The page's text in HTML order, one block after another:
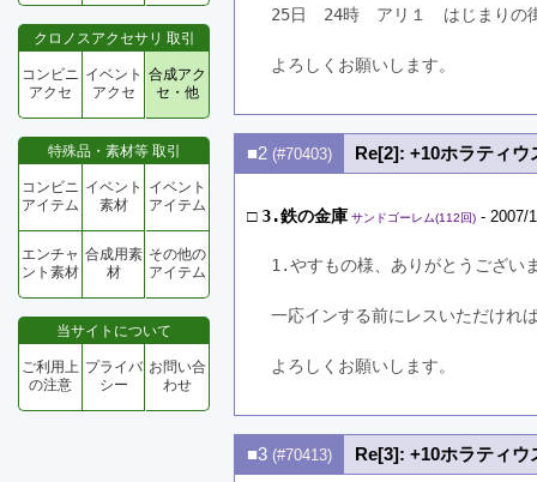
クロノスアクセサリ 取引
コンビニ
アクセ
イベント
アクセ
合成アク
セ・他
特殊品・素材等 取引
コンビニ
アイテム
イベント
素材
イベント
アイテム
エンチャ
ント素材
合成用素
材
その他の
アイテム
当サイトについて
ご利用上
の注意
プライバ
シー
お問い合
わせ
25日　24時　アリ１　はじまりの
よろしくお願いします。
■2 (#70403) Re[2]: +10ホラティウ
□3.鉄の金庫 サンドゴーレム(112回) - 2007/
1.やすもの様、ありがとうござい
一応インする前にレスいただけれ
よろしくお願いします。
■3 (#70413) Re[3]: +10ホラティウ